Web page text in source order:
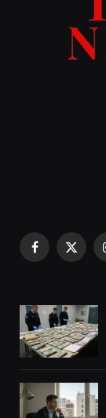
Facebook
X